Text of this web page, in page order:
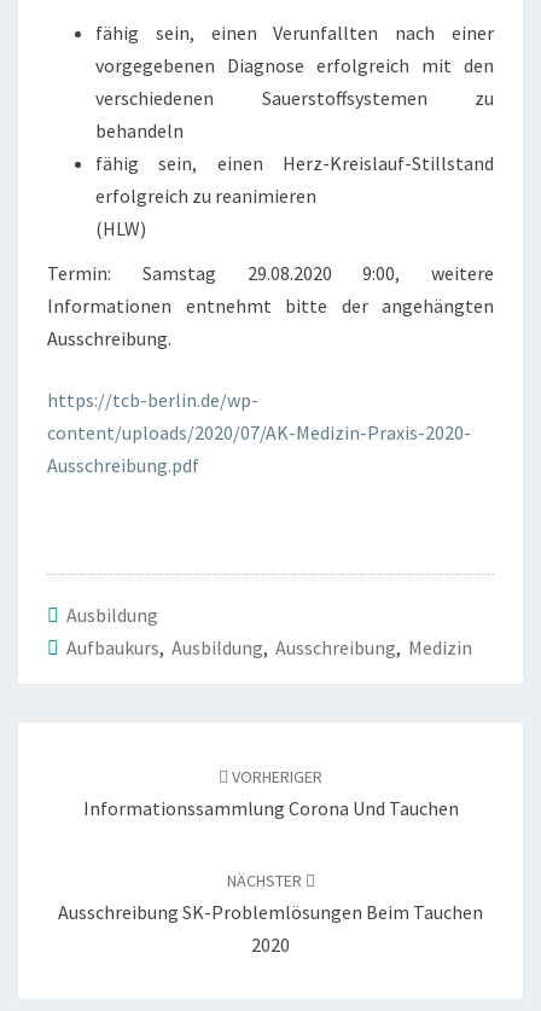
fähig sein, einen Verunfallten nach einer
vorgegebenen Diagnose erfolgreich mit den
verschiedenen Sauerstoffsystemen zu
behandeln
fähig sein, einen Herz-Kreislauf-Stillstand
erfolgreich zu reanimieren
(HLW)
Termin: Samstag 29.08.2020 9:00, weitere
Informationen entnehmt bitte der angehängten
Ausschreibung.
https://tcb-berlin.de/wp-
content/uploads/2020/07/AK-Medizin-Praxis-2020-
Ausschreibung.pdf
Ausbildung
Aufbaukurs, Ausbildung, Ausschreibung, Medizin
VORHERIGER
Informationssammlung Corona Und Tauchen
NÄCHSTER
Ausschreibung SK-Problemlösungen Beim Tauchen
2020